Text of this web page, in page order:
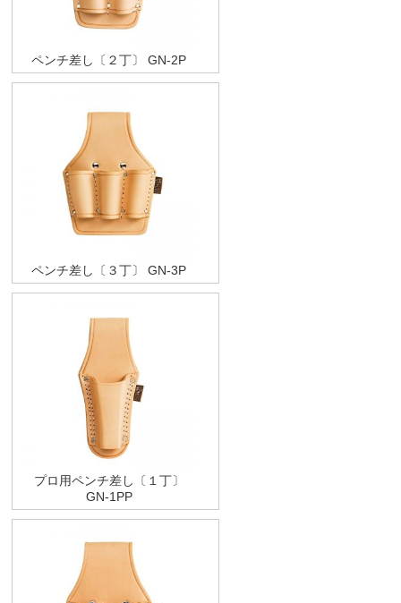
ペンチ差し〔２丁〕 GN-2P
ペンチ差し〔３丁〕 GN-3P
プロ用ペンチ差し〔１丁〕
GN-1PP